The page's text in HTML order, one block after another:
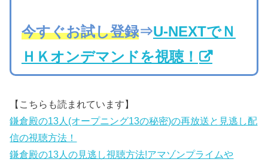
今すぐお試し登録⇒U-NEXTでＮ
ＨＫオンデマンドを視聴！
【こちらも読まれています】
鎌倉殿の13人(オープニング13の秘密)の再放送と見逃し配
信の視聴方法！
鎌倉殿の13人の見逃し視聴方法!アマゾンプライムや